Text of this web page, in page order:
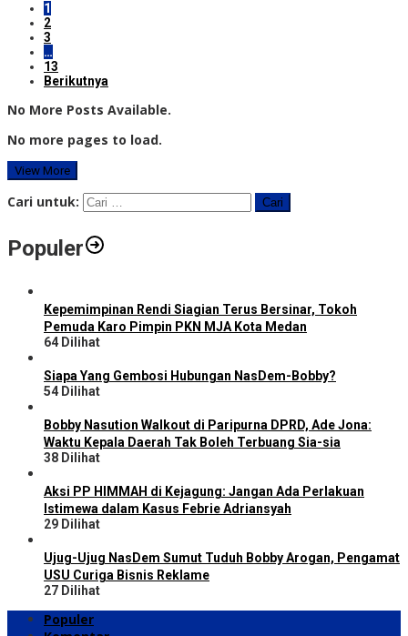
1
2
3
…
13
Berikutnya
No More Posts Available.
No more pages to load.
View More
Cari untuk:
Populer
Kepemimpinan Rendi Siagian Terus Bersinar, Tokoh
Pemuda Karo Pimpin PKN MJA Kota Medan
64 Dilihat
Siapa Yang Gembosi Hubungan NasDem-Bobby?
54 Dilihat
Bobby Nasution Walkout di Paripurna DPRD, Ade Jona:
Waktu Kepala Daerah Tak Boleh Terbuang Sia-sia
38 Dilihat
Aksi PP HIMMAH di Kejagung: Jangan Ada Perlakuan
Istimewa dalam Kasus Febrie Adriansyah
29 Dilihat
Ujug-Ujug NasDem Sumut Tuduh Bobby Arogan, Pengamat
USU Curiga Bisnis Reklame
27 Dilihat
Populer